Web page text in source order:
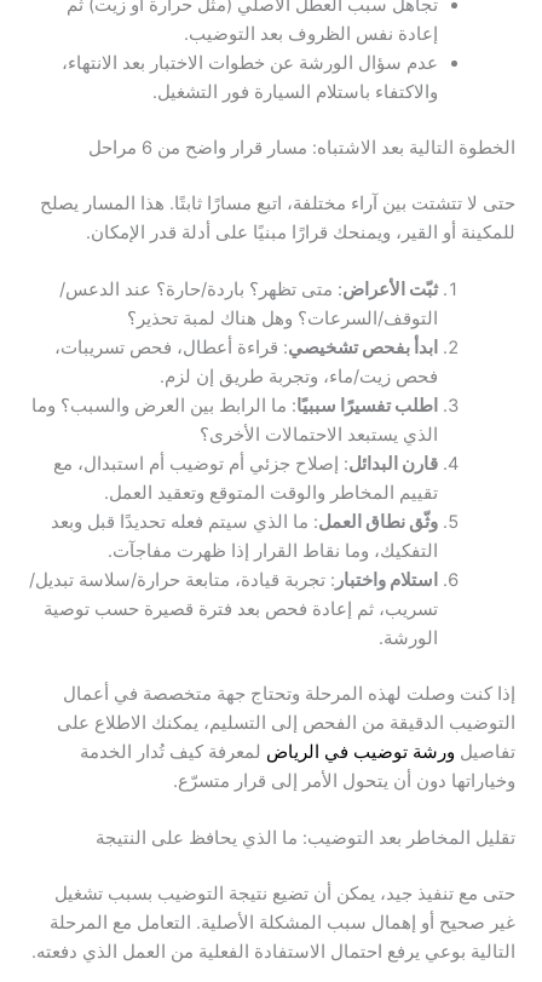
تجاهل سبب العطل الأصلي (مثل حرارة أو زيت) ثم
إعادة نفس الظروف بعد التوضيب.
عدم سؤال الورشة عن خطوات الاختبار بعد الانتهاء،
والاكتفاء باستلام السيارة فور التشغيل.
الخطوة التالية بعد الاشتباه: مسار قرار واضح من 6 مراحل
حتى لا تتشتت بين آراء مختلفة، اتبع مسارًا ثابتًا. هذا المسار يصلح
للمكينة أو القير، ويمنحك قرارًا مبنيًا على أدلة قدر الإمكان.
ثبّت الأعراض: متى تظهر؟ باردة/حارة؟ عند الدعس/
التوقف/السرعات؟ وهل هناك لمبة تحذير؟
ابدأ بفحص تشخيصي: قراءة أعطال، فحص تسريبات،
فحص زيت/ماء، وتجربة طريق إن لزم.
اطلب تفسيرًا سببيًا: ما الرابط بين العرض والسبب؟ وما
الذي يستبعد الاحتمالات الأخرى؟
قارن البدائل: إصلاح جزئي أم توضيب أم استبدال، مع
تقييم المخاطر والوقت المتوقع وتعقيد العمل.
وثّق نطاق العمل: ما الذي سيتم فعله تحديدًا قبل وبعد
التفكيك، وما نقاط القرار إذا ظهرت مفاجآت.
استلام واختبار : تجربة قيادة، متابعة حرارة/سلاسة تبديل/
تسريب، ثم إعادة فحص بعد فترة قصيرة حسب توصية
الورشة.
إذا كنت وصلت لهذه المرحلة وتحتاج جهة متخصصة في أعمال
التوضيب الدقيقة من الفحص إلى التسليم، يمكنك الاطلاع على
تفاصيل ورشة توضيب في الرياض لمعرفة كيف تُدار الخدمة
وخياراتها دون أن يتحول الأمر إلى قرار متسرّع.
تقليل المخاطر بعد التوضيب: ما الذي يحافظ على النتيجة
حتى مع تنفيذ جيد، يمكن أن تضيع نتيجة التوضيب بسبب تشغيل
غير صحيح أو إهمال سبب المشكلة الأصلية. التعامل مع المرحلة
التالية بوعي يرفع احتمال الاستفادة الفعلية من العمل الذي دفعته.